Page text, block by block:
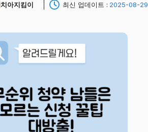
치아지킴이 최신 업데이트 : 2025-08-29